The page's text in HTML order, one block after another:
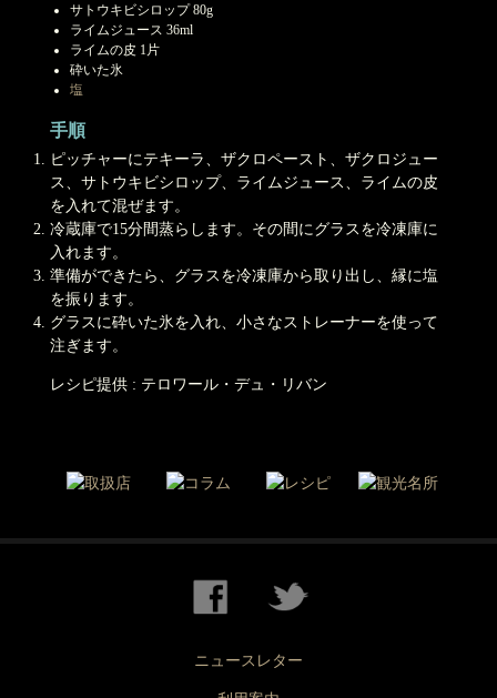
サトウキビシロップ 80g
ライムジュース 36ml
ライムの皮 1片
砕いた氷
塩
手順
ピッチャーにテキーラ、ザクロペースト、ザクロジュー
ス、サトウキビシロップ、ライムジュース、ライムの皮
を入れて混ぜます。
冷蔵庫で15分間蒸らします。その間にグラスを冷凍庫に
入れます。
準備ができたら、グラスを冷凍庫から取り出し、縁に塩
を振ります。
グラスに砕いた氷を入れ、小さなストレーナーを使って
注ぎます。
レシピ提供 : テロワール・デュ・リバン
ニュースレター